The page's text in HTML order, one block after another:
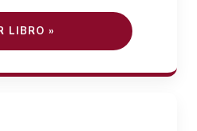
LIBRO »